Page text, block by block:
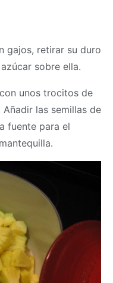
gajos, retirar su duro
sobre ella.
unos trocitos de
las semillas de
fuente para el